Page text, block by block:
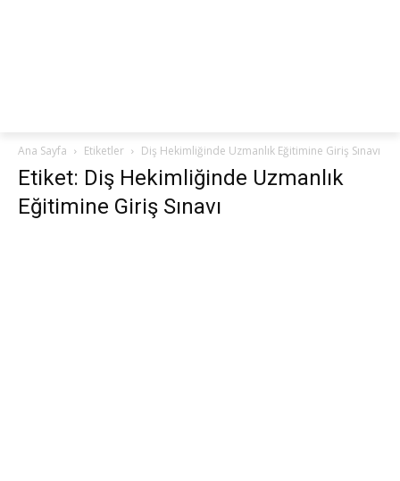
Ana Sayfa Etiketler Diş Hekimliğinde Uzmanlık Eğitimine Giriş Sınavı
Etiket: Diş Hekimliğinde Uzmanlık
Eğitimine Giriş Sınavı